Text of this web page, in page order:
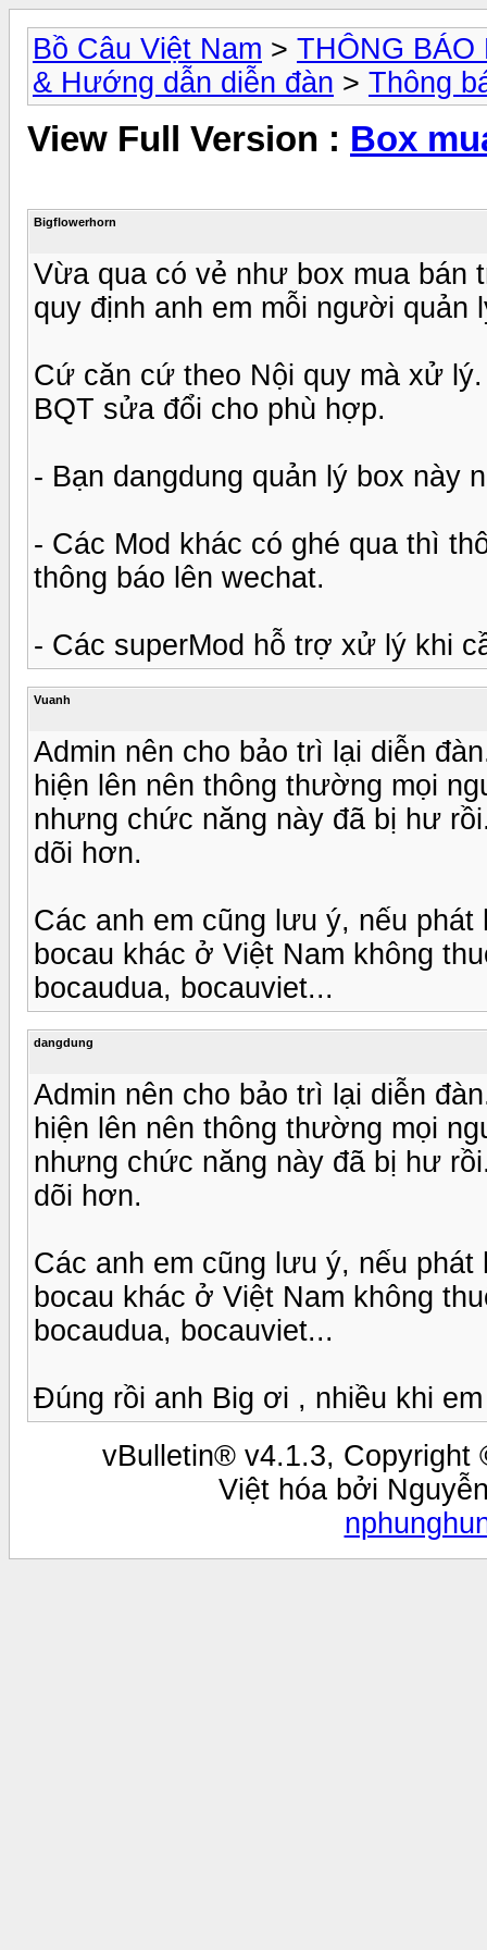
Bồ Câu Việt Nam > THÔNG
& Hướng dẫn diễn đàn > Thông
View Full Version : Box
Bigflowerhorn
Vừa qua có vẻ như box mua bán
quy định anh em mỗi người quản
Cứ căn cứ theo Nội quy mà xử
BQT sửa đổi cho phù hợp.
- Bạn dangdung quản lý box này
- Các Mod khác có ghé qua thì
thông báo lên wechat.
- Các superMod hỗ trợ xử lý khi
Vuanh
Admin nên cho bảo trì lại diễn
hiện lên nên thông thường mọi
nhưng chức năng này đã bị hư
dõi hơn.
Các anh em cũng lưu ý, nếu
bocau khác ở Việt Nam không
bocaudua, bocauviet...
dangdung
Admin nên cho bảo trì lại diễn
hiện lên nên thông thường mọi
nhưng chức năng này đã bị hư
dõi hơn.
Các anh em cũng lưu ý, nếu
bocau khác ở Việt Nam không
bocaudua, bocauviet...
Đúng rồi anh Big ơi , nhiều khi
vBulletin® v4.1.3, Copyright
Việt hóa bởi